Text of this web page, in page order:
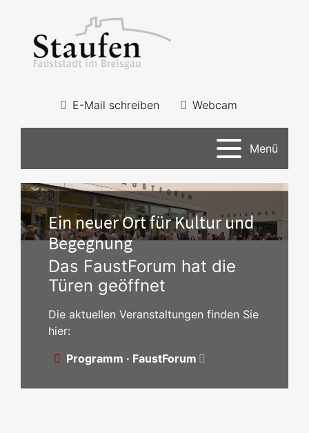
E-Mail schreiben Webcam
Menü
Ein neuer Ort für Kultur und
Begegnung
Das FaustForum hat die
Türen geöffnet
Die aktuellen Veranstaltungen finden Sie
hier:
Programm · FaustForum